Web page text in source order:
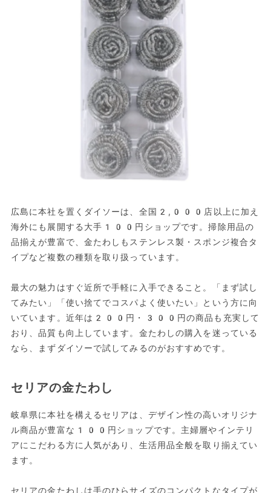
広島に本社を置くダイソーは、全国2,000店以上に加え
海外にも展開する大手100円ショップです。掃除用品の
品揃えが豊富で、金たわしもステンレス製・スポンジ複合タ
イプなど複数の種類を取り扱っています。
最大の魅力はすぐ近所で手軽に入手できること。「まず試し
てみたい」「使い捨てでコスパよく使いたい」という方に向
いています。近年は200円・300円の商品も充実して
おり、品質も向上しています。金たわしの購入を迷っている
なら、まずダイソーで試してみるのがおすすめです。
セリアの金たわし
岐阜県に本社を構えるセリアは、デザイン性の高いオリジナ
ル商品が豊富な100円ショップです。主婦層やインテリ
アにこだわる方に人気があり、生活用品全般を取り揃えてい
ます。
セリアの金たわしは手のひらサイズのコンパクトなタイプが